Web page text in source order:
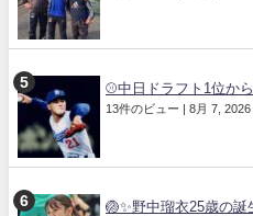
⚾中日ドラフト1位か
13件のビュー 8月 7,
🏐✨野中瑠衣25歳の誕